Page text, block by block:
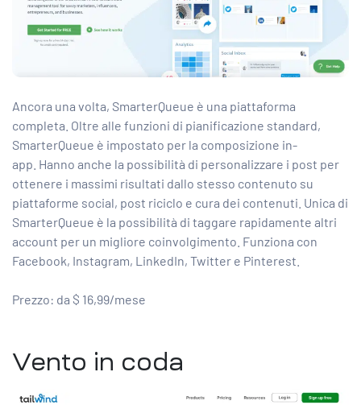
Ancora una volta, SmarterQueue è una piattaforma
completa. Oltre alle funzioni di pianificazione standard,
SmarterQueue è impostato per la composizione in-
app. Hanno anche la possibilità di personalizzare i post per
ottenere i massimi risultati dallo stesso contenuto su
piattaforme social, post riciclo e cura dei contenuti. Unica di
SmarterQueue è la possibilità di taggare rapidamente altri
account per un migliore coinvolgimento. Funziona con
Facebook, Instagram, LinkedIn, Twitter e Pinterest.
Prezzo: da $ 16,99/mese
Vento in coda